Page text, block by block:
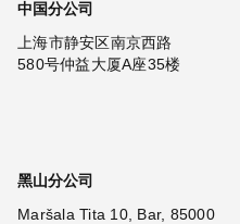
中国分公司
上海市静安区南京西路
580号仲益大厦A座35楼
黑山分公司
Maršala Tita 10, Bar, 85000